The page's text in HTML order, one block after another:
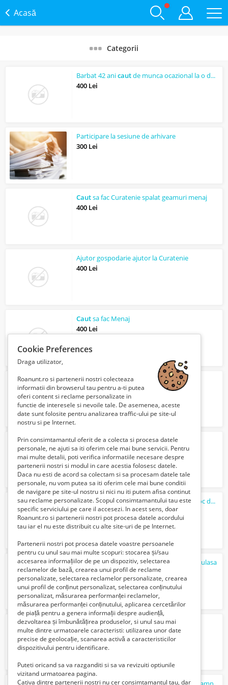
Acasă
Categorii
Barbat 42 anicautde munca ocazional la o doamna singura
400 Lei
Participare la sesiune de arhivare
300 Lei
Cautsa fac Curatenie spalat geamuri menaj
400 Lei
Ajutor gospodarie ajutor la Curatenie
400 Lei
Cautsa fac Menaj
400 Lei
Cauto femeie doamna singura
Verifica cu vanzatorul
Barbat ajutor in casa nu am obligatii
450 Lei
Sunt sudor cu mare experientacautun loc de munca
Verifica cu vanzatorul
cautmecanic auto scimbare garnitura chiulasa
100 Lei
Cautcolege de apartament
400 Lei
Cookie Preferences
Draga utilizator,
Roanunt.ro si partenerii nostri colecteaza
informatii din browserul tau pentru a-ti putea
oferi content si reclame personalizate in
functie de interesele si nevoile tale. De asemenea, aceste
date sunt folosite pentru analizarea traffic-ului pe site-ul
nostru si pe Internet.
Prin consimtamantul oferit de a colecta si procesa datele
personale, ne ajuti sa iti oferim cele mai bune servicii. Pentru
mai multe detalii, poti verifica informatiile necesare despre
partenerii nostri si modul in care acestia folosesc datele.
Daca nu esti de acord sa colectam si sa procesam datele tale
personale, nu vom putea sa iti oferim cele mai bune conditii
de navigare pe site-ul nostru si nici nu iti putem afisa continut
sau reclame personalizate. Scopul consimtamantului tau este
specific serviciului pe care il accesezi. In acest sens, doar
Roanunt.ro si partenerii nostri pot procesa datele acordului
tau iar el nu este distribuit cu alte site-uri de pe Internet.
Partenerii nostri pot procesa datele voastre persoanele
pentru cu unul sau mai multe scopuri: stocarea și/sau
accesarea informațiilor de pe un dispozitiv, selectarea
reclamelor de bază, crearea unui profil de reclame
personalizate, selectarea reclamelor personalizate, crearea
unui profil de conținut personalizat, selectarea conținutului
personalizat, măsurarea performanței reclamelor,
măsurarea performanței conținutului, aplicarea cercetărilor
de piață pentru a genera informații despre audiență,
dezvoltarea și îmbunătățirea produselor, si unul sau mai
multe dintre urmatoarele caracteristi: utilizarea unor date
precise de geolocație, scanarea activă a caracteristicilor
dispozitivului pentru identificare.
Puteti oricand sa va razganditi si sa va revizuiti optiunile
vizitand urmatoarea pagina.
Cativa dintre partenerii nostri nu cer consimtamantul tau, dar